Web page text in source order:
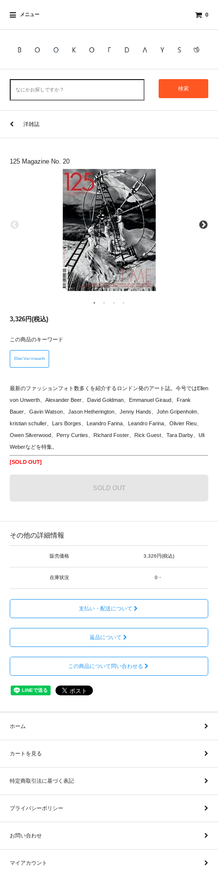
メニュー 0
検索
洋雑誌
125 Magazine No. 20
3,326円(税込)
この商品のキーワード
Ellen Von Unwerth
最新のファッションフォト数多くを紹介するロンドン発のアート誌。今号ではEllen
von Unwerth、Alexander Beer、David Goldman、Emmanuel Giraud、Frank
Bauer、Gavin Watson、Jason Hetherington、Jenny Hands、John Gripenholm、
kristian schuller、Lars Borges、Leandro Farina、Leandro Farina、Olivier Rieu、
Owen Silverwood、Perry Curties、Richard Foster、Rick Guest、Tara Darby、Uli
Weberなどを特集。
[SOLD OUT]
SOLD OUT
その他の詳細情報
販売価格 3,326円(税込)
在庫状況 0・
支払い・配送について
返品について
この商品について問い合わせる
ホーム
カートを見る
特定商取引法に基づく表記
プライバシーポリシー
お問い合わせ
マイアカウント